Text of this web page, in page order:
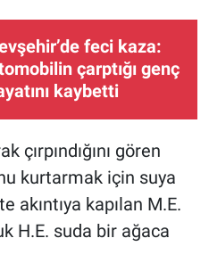
feci kaza:
çarptığı genç
kaybetti
çırpındığını gören
kurtarmak için suya
akıntıya kapılan M.E.
H.E. suda bir ağaca